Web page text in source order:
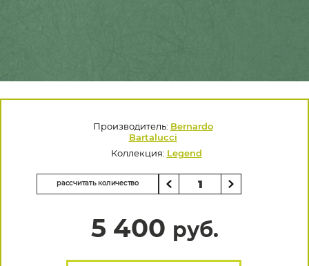
Производитель: Bernardo
Bartalucci
Коллекция: Legend
рассчитать количество
5 400 руб.